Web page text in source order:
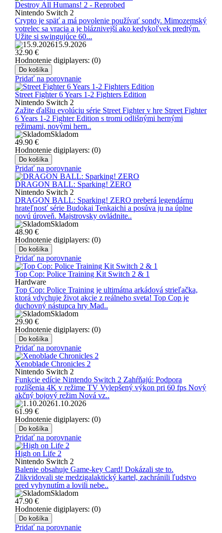
Destroy All Humans! 2 - Reprobed
Nintendo Switch 2
Crypto je späť a má povolenie používať sondy. Mimozemský
votrelec sa vracia a je bláznivejší ako kedykoľvek predtým.
Užite si swingujúce 60...
15.9.2026
32.90 €
Hodnotenie digiplayers: (0)
Do košíka
Pridať na porovnanie
Street Fighter 6 Years 1-2 Fighters Edition
Nintendo Switch 2
Zažite ďalšiu evolúciu série Street Fighter v hre Street Fighter
6 Years 1-2 Fighter Edition s tromi odlišnými hernými
režimami, novými hern..
Skladom
49.90 €
Hodnotenie digiplayers: (0)
Do košíka
Pridať na porovnanie
DRAGON BALL: Sparking! ZERO
Nintendo Switch 2
DRAGON BALL: Sparking! ZERO preberá legendárnu
hrateľnosť série Budokai Tenkaichi a posúva ju na úplne
novú úroveň. Majstrovsky ovládnite..
Skladom
48.90 €
Hodnotenie digiplayers: (0)
Do košíka
Pridať na porovnanie
Top Cop: Police Training Kit Switch 2 & 1
Hardware
Top Cop: Police Training je ultimátna arkádová strieľačka,
ktorá vdychuje život akcie z reálneho sveta! Top Cop je
duchovný nástupca hry Mad..
Skladom
29.90 €
Hodnotenie digiplayers: (0)
Do košíka
Pridať na porovnanie
Xenoblade Chronicles 2
Nintendo Switch 2
Funkcie edície Nintendo Switch 2 Zahŕňajú: Podpora
rozlíšenia 4K v režime TV Vylepšený výkon pri 60 fps Nový
akčný bojový režim Nová vz..
1.10.2026
61.99 €
Hodnotenie digiplayers: (0)
Do košíka
Pridať na porovnanie
High on Life 2
Nintendo Switch 2
Balenie obsahuje Game-key Card! Dokázali ste to.
Zlikvidovali ste medzigalaktický kartel, zachránili ľudstvo
pred vyhynutím a lovili nebe..
Skladom
47.90 €
Hodnotenie digiplayers: (0)
Do košíka
Pridať na porovnanie